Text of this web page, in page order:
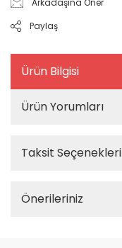
Arkadaşına Öner
Paylaş
Ürün Bilgisi
Ürün Yorumları
Taksit Seçenekleri
Önerileriniz